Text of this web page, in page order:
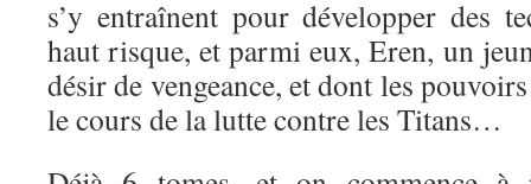
s’y entraînent pour développer des
haut risque, et parmi eux, Eren, un
désir de vengeance, et dont les
le cours de la lutte contre les Titans…